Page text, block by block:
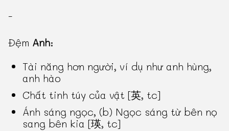
-
Đệm Anh:
Tài năng hơn người, ví dụ như anh hùng,
anh hào
Chất tinh túy của vật [英, tc]
Ánh sáng ngọc, (b) Ngọc sáng từ bên nọ
sang bên kia [瑛, tc]